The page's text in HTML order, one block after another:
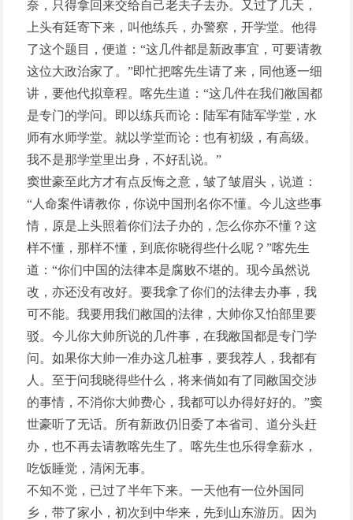
奈，只得拿回来交给自己老夫子去办。又过了几天，
上头有廷寄下来，叫他练兵，办警察，开学堂。他得
了这个题目，便道：“这几件都是新政事宜，可要请教
这位大政治家了。”即忙把喀先生请了来，同他逐一细
讲，要他代拟章程。喀先生道：“这几件在我们敝国都
是专门的学问。即以练兵而论：陆军有陆军学堂，水
师有水师学堂。就以学堂而论：也有初级，有高级。
我不是那学堂里出身，不好乱说。”
窦世豪至此方才有点反悔之意，皱了皱眉头，说道：
“人命案件请教你，你说中国刑名你不懂。今儿这些事
情，原是上头照着你们法子办的，怎么你亦不懂？这
样不懂，那样不懂，到底你晓得些什么呢？”喀先生
道：“你们中国的法律本是腐败不堪的。现今虽然说
改，亦还没有改好。要我拿了你们的法律去办事，我
可不能。我要用我们敝国的法律，大帅你又怕部里要
驳。今儿你大帅所说的几件事，在我敝国都是专门学
问。如果你大帅一准办这几桩事，要我荐人，我都有
人。至于问我晓得些什么，将来倘如有了同敝国交涉
的事情，不消你大帅费心，我都可以办得好好的。”窦
世豪听了无话。所有新政仍旧委了本省司、道分头赶
办，也不再去请教喀先生了。喀先生也乐得拿薪水，
吃饭睡觉，清闲无事。
不知不觉，已过了半年下来。一天他有一位外国同
乡，带了家小，初次到中华来，先到山东游历。因为